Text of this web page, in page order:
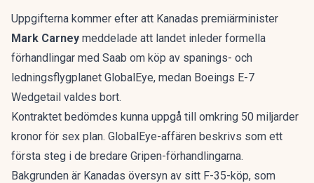
Uppgifterna kommer efter att Kanadas premiärminister
Mark Carney meddelade att landet inleder formella
förhandlingar med Saab om köp av spanings- och
ledningsflygplanet GlobalEye, medan Boeings E-7
Wedgetail valdes bort.
Kontraktet bedömdes kunna uppgå till omkring 50 miljarder
kronor för sex plan. GlobalEye-affären beskrivs som ett
första steg i de bredare Gripen-förhandlingarna.
Bakgrunden är Kanadas översyn av sitt F-35-köp, som